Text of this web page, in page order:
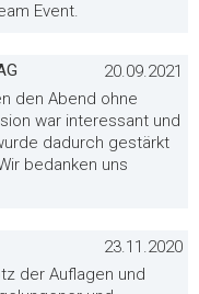
Event.
20.09.2021
den Abend ohne
war interessant und
dadurch gestärkt
bedanken uns
23.11.2020
der Auflagen und